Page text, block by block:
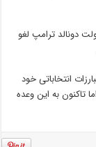
دونالد ترامپ لغو
انتخاباتی خود
تاکنون به این وعده